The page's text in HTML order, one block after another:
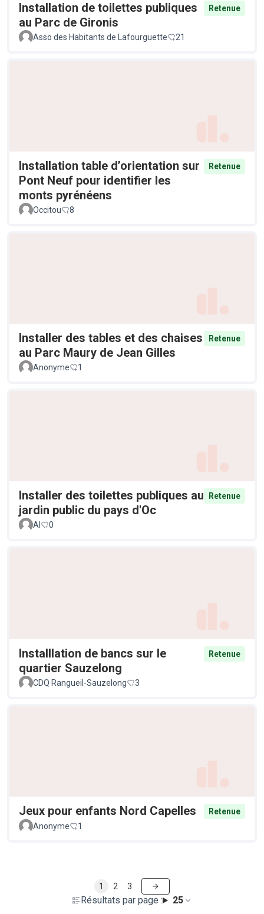
Installation de toilettes publiques
au Parc de Gironis
Retenue
Asso des Habitants de Lafourguette 21
Installation table d’orientation sur
Pont Neuf pour identifier les
monts pyrénéens
Retenue
Occitou 8
Installer des tables et des chaises
au Parc Maury de Jean Gilles
Retenue
Anonyme 1
Installer des toilettes publiques au
jardin public du pays d'Oc
Retenue
Al 0
Installlation de bancs sur le
quartier Sauzelong
Retenue
CDQ Rangueil-Sauzelong 3
Jeux pour enfants Nord Capelles
Retenue
Anonyme
1
Résultats par page : 25
1 2 3